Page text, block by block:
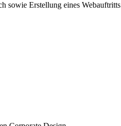
sowie Erstellung eines Webauftritts